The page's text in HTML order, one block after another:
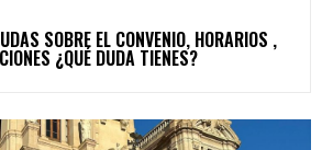
SOBRE EL CONVENIO, HORARIOS ,
¿QUÉ DUDA TIENES?